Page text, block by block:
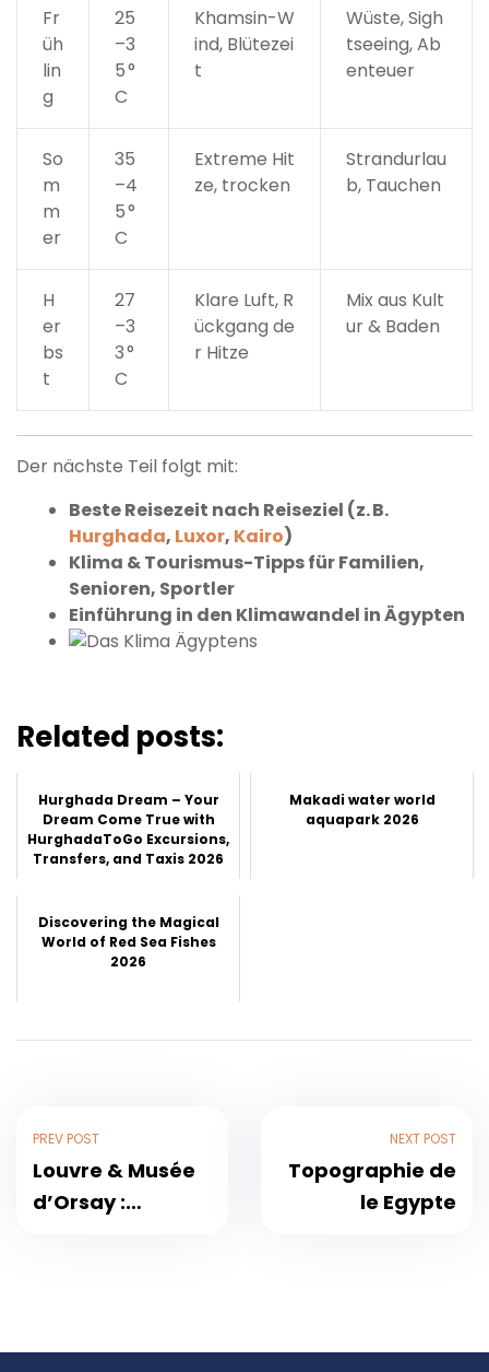
Fr
üh
lin
g
25
–3
5 °
C
Khamsin-W
ind, Blütezei
t
Wüste, Sigh
tseeing, Ab
enteuer
So
m
m
er
35
–4
5 °
C
Extreme Hit
ze, trocken
Strandurlau
b, Tauchen
H
er
bs
t
27
–3
3 °
C
Klare Luft, R
ückgang de
r Hitze
Mix aus Kult
ur & Baden
Der nächste Teil folgt mit:
Beste Reisezeit nach Reiseziel (z. B.
Hurghada, Luxor, Kairo)
Klima & Tourismus-Tipps für Familien,
Senioren, Sportler
Einführung in den Klimawandel in Ägypten
Related posts:
Hurghada Dream – Your
Dream Come True with
HurghadaToGo Excursions,
Transfers, and Taxis 2026
Makadi water world
aquapark 2026
Discovering the Magical
World of Red Sea Fishes
2026
PREV POST
Louvre & Musée
d’Orsay :
NEXT POST
Topographie de
le Egypte